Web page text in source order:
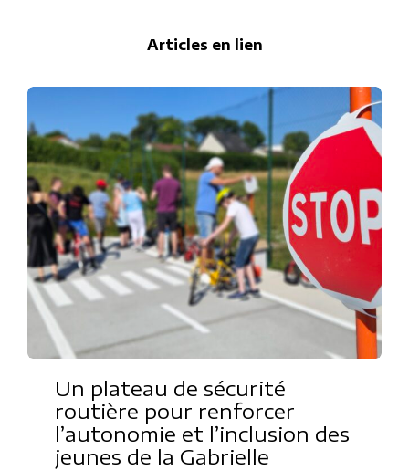
Articles en lien
Un plateau de sécurité
routière pour renforcer
l’autonomie et l’inclusion des
jeunes de la Gabrielle